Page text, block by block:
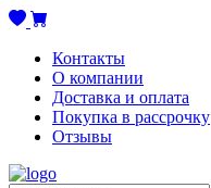
Контакты
О компании
Доставка и оплата
Покупка в рассрочку
Отзывы